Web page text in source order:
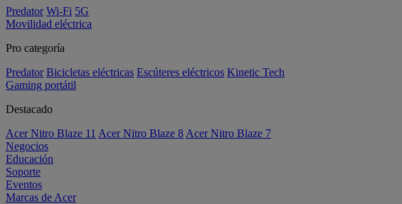
Predator Wi-Fi 5G
Movilidad eléctrica
Pro categoría
Predator Bicicletas eléctricas Escúteres eléctricos Kinetic Tech
Gaming portátil
Destacado
Acer Nitro Blaze 11 Acer Nitro Blaze 8 Acer Nitro Blaze 7
Negocios
Educación
Soporte
Eventos
Marcas de Acer